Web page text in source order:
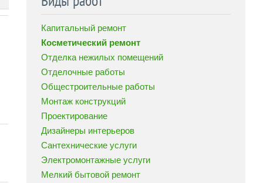
Капитальный ремонт
Косметический ремонт
Отделка нежилых помещений
Отделочные работы
Общестроительные работы
Монтаж конструкций
Проектирование
Дизайнеры интерьеров
Сантехнические услуги
Электромонтажные услуги
Мелкий бытовой ремонт